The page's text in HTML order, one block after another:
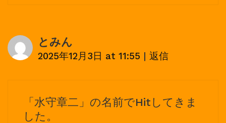
とみん
2025年12月3日 at 11:55 返信
「水守章二」の名前でHitしてきま
した。